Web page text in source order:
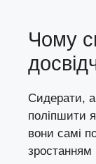
Чому
Сидерати,
поліпшити
вони самі
зростанням